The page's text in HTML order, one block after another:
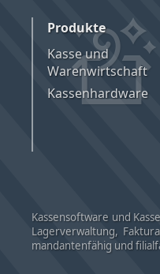
Produkte
Kasse und
Warenwirtschaft
Kassenhardware
Kassensoftware und
Lagerverwaltung,
mandantenfähig und